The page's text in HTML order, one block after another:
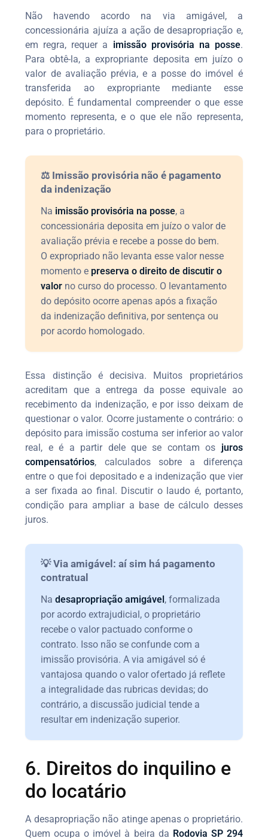
Não havendo acordo na via amigável, a
concessionária ajuíza a ação de desapropriação e,
em regra, requer a imissão provisória na posse.
Para obtê-la, a expropriante deposita em juízo o
valor de avaliação prévia, e a posse do imóvel é
transferida ao expropriante mediante esse
depósito. É fundamental compreender o que esse
momento representa, e o que ele não representa,
para o proprietário.
⚖️ Imissão provisória não é pagamento
da indenização
Na imissão provisória na posse, a
concessionária deposita em juízo o valor de
avaliação prévia e recebe a posse do bem.
O expropriado não levanta esse valor nesse
momento e preserva o direito de discutir o
valor no curso do processo. O levantamento
do depósito ocorre apenas após a fixação
da indenização definitiva, por sentença ou
por acordo homologado.
Essa distinção é decisiva. Muitos proprietários
acreditam que a entrega da posse equivale ao
recebimento da indenização, e por isso deixam de
questionar o valor. Ocorre justamente o contrário: o
depósito para imissão costuma ser inferior ao valor
real, e é a partir dele que se contam os juros
compensatórios, calculados sobre a diferença
entre o que foi depositado e a indenização que vier
a ser fixada ao final. Discutir o laudo é, portanto,
condição para ampliar a base de cálculo desses
juros.
💡 Via amigável: aí sim há pagamento
contratual
Nadesapropriação amigável, formalizada
por acordo extrajudicial, o proprietário
recebe o valor pactuado conforme o
contrato. Isso não se confunde com a
imissão provisória. A via amigável só é
vantajosa quando o valor ofertado já reflete
a integralidade das rubricas devidas; do
contrário, a discussão judicial tende a
resultar em indenização superior.
6. Direitos do inquilino e
do locatário
A desapropriação não atinge apenas o proprietário.
Quem ocupa o imóvel à beira da Rodovia SP 294